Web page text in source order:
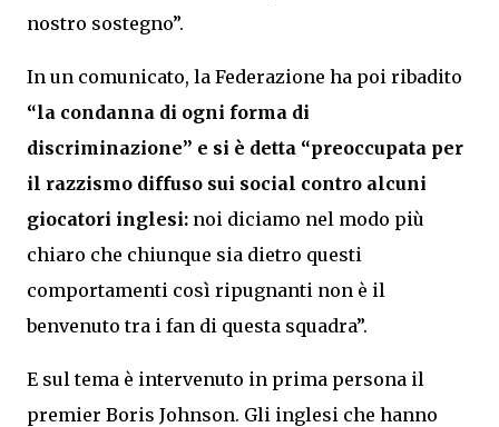
nostro sostegno”.
In un comunicato, la Federazione ha poi ribadito
“la condanna di ogni forma di
discriminazione” e si è detta “preoccupata per
il razzismo diffuso sui social contro alcuni
giocatori inglesi: noi diciamo nel modo più
chiaro che chiunque sia dietro questi
comportamenti così ripugnanti non è il
benvenuto tra i fan di questa squadra”.
E sul tema è intervenuto in prima persona il
premier Boris Johnson. Gli inglesi che hanno